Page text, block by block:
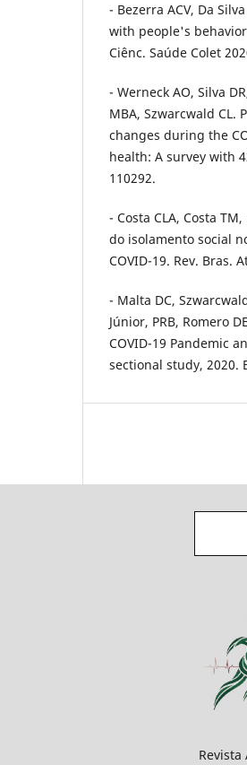
- Bezerra ACV, Da
with people's
Ciênc. Saúde Colet
- Werneck AO, Silva
MBA, Szwarcwald
changes during the
health: A survey with
110292.
- Costa CLA, Costa
do isolamento social
COVID-19. Rev. Bras.
- Malta DC,
Júnior, PRB, Romero
COVID-19 Pandemic
sectional study, 2020.
Revista